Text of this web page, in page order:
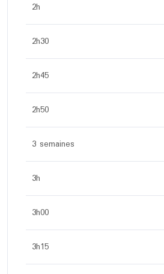
2h
2h30
2h45
2h50
3 semaines
3h
3h00
3h15